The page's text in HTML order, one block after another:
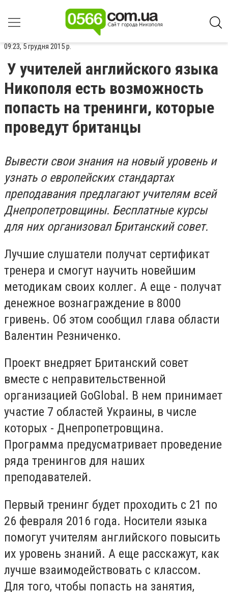
09:23, 5 грудня 2015 р.
У учителей английского языка
Никополя есть возможность
попасть на тренинги, которые
проведут британцы
Вывести свои знания на новый уровень и
узнать о европейских стандартах
преподавания предлагают учителям всей
Днепропетровщины. Бесплатные курсы
для них организовал Британский совет.
Лучшие слушатели получат сертификат
тренера и смогут научить новейшим
методикам своих коллег. А еще - получат
денежное вознаграждение в 8000
гривень. Об этом сообщил глава области
Валентин Резниченко.
Проект внедряет Британский совет
вместе с неправительственной
организацией GoGlobal. В нем принимает
участие 7 областей Украины, в числе
которых - Днепропетровщина.
Программа предусматривает проведение
ряда тренингов для наших
преподавателей.
Первый тренинг будет проходить с 21 по
26 февраля 2016 года. Носители языка
помогут учителям английского повысить
их уровень знаний. А еще расскажут, как
лучше взаимодействовать с классом.
Для того, чтобы попасть на занятия,